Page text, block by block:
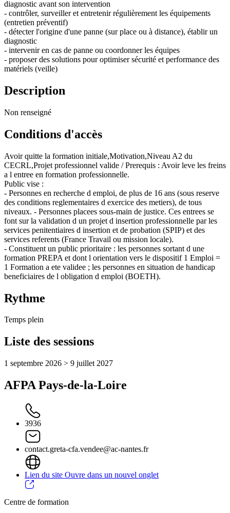
diagnostic avant son intervention
- contrôler, surveiller et entretenir régulièrement les équipements
(entretien préventif)
- détecter l'origine d'une panne (sur place ou à distance), établir un
diagnostic
- intervenir en cas de panne ou coordonner les équipes
- proposer des solutions pour optimiser sécurité et performance des
matériels (veille)
Description
Non renseigné
Conditions d'accès
Avoir quitte la formation initiale,Motivation,Niveau A2 du
CECRL,Projet professionnel valide / Prerequis : Avoir leve les freins
a l entree en formation professionnelle.
Public vise :
- Personnes en recherche d emploi, de plus de 16 ans (sous reserve
des conditions reglementaires d exercice des metiers), de tous
niveaux. - Personnes placees sous-main de justice. Ces entrees se
font sur la validation d un projet d insertion professionnelle par les
services penitentiaires d insertion et de probation (SPIP) et des
services referents (France Travail ou mission locale).
- Constituent un public prioritaire : les personnes sortant d une
formation PREPA et dont l orientation vers le dispositif 1 Emploi =
1 Formation a ete validee ; les personnes en situation de handicap
beneficiaires de l obligation d emploi (BOETH).
Rythme
Temps plein
Liste des sessions
1 septembre 2026 > 9 juillet 2027
AFPA Pays-de-la-Loire
3936
contact.greta-cfa.vendee@ac-nantes.fr
Lien du site Ouvre dans un nouvel onglet
Centre de formation